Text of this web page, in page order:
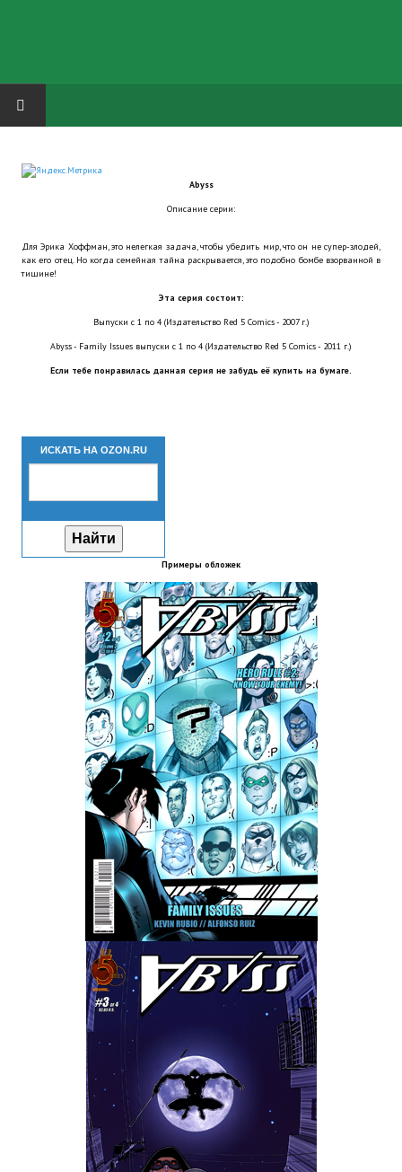
Русская биржа
Теневой кардинал для Обливиона
Aliens vs Predator 2 (Русские субтитры)
Моды группы
Работы Alexandra10
Kitana HGEC
Apella CBBE SSE BodySlide (with Physics)
Apella 2.0 CBBE SSE BodySlide (with Physics)
Kitana CBBE SSE BodySlide (with Physics)
Nekomimi
New Light Skyrim SE
SB Corset Armor CBBE SSE BodySlide (with Physics)
Wedding Wear CBBE SSE BodySlide (with Physics)
Работы Тестера 55
Наёмный оборотень
Небесный воин
Немного героев меча и магии
Расширенная версия Х3
REBalance
Работы Kuroneko
Doom 3 Remaster Fan Edition
X2 - The Threat Remaster Fan Edition
Abyss
Описание серии:
Для Эрика Хоффман, это нелегкая задача, чтобы убедить мир, что он не супер-злодей,
как его отец. Но когда семейная тайна раскрывается, это подобно бомбе взорванной в
тишине!
Эта серия состоит:
Выпуски с 1 по 4 (Издательство Red 5 Comics - 2007 г.)
Abyss - Family Issues выпуски с 1 по 4 (Издательство Red 5 Comics - 2011 г.)
Если тебе понравилась данная серия не забудь её купить на бумаге.
ИСКАТЬ НА OZON.RU
Примеры обложек